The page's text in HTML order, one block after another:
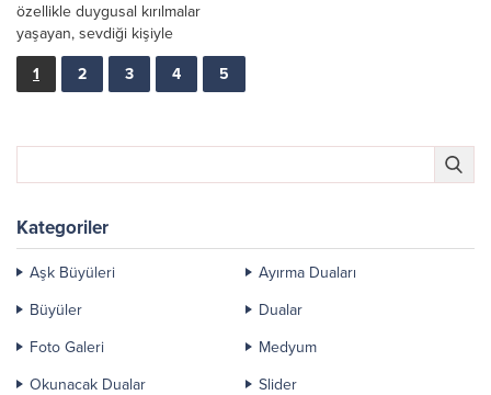
özellikle duygusal kırılmalar
yaşayan, sevdiği kişiyle
arasındaki bağı güçlendirmek
isteyen bireylerin sıklıkla
1 2 3 4 5
Kategoriler
Aşk Büyüleri
Ayırma Duaları
Büyüler
Dualar
Foto Galeri
Medyum
Okunacak Dualar
Slider